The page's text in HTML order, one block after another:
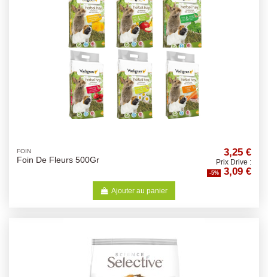
FOIN
Foin De Fleurs 500Gr
3,25 €
Prix Drive :
-5% 3,09 €
Ajouter au panier